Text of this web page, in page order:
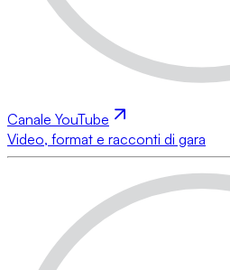
Canale YouTube
Video, format e racconti di gara